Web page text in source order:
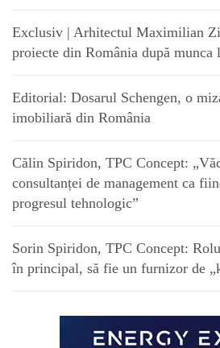
Exclusiv | Arhitectul Maximilian
proiecte din România după munca
Editorial: Dosarul Schengen, o
imobiliară din România
Călin Spiridon, TPC Concept:
consultanței de management ca
progresul tehnologic”
Sorin Spiridon, TPC Concept:
în principal, să fie un furnizor de